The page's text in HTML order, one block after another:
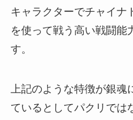
キャラクターでチャイナ
を使って戦う高い戦闘能
す。
上記のような特徴が銀魂
ているとしてパクリでは